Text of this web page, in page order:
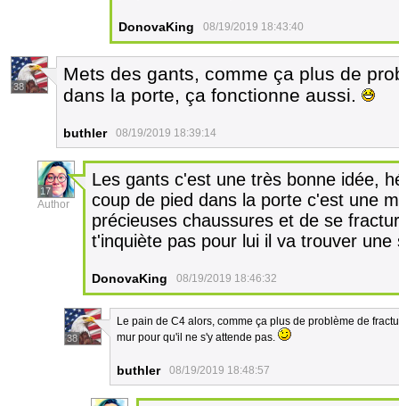
DonovaKing 08/19/2019 18:43:40
38
Mets des gants, comme ça plus de
dans la porte, ça fonctionne aussi.
buthler 08/19/2019 18:39:14
17
Author
Les gants c'est une très bonne idée,
coup de pied dans la porte c'est une
précieuses chaussures et de se
t'inquiète pas pour lui il va trouver une
DonovaKing 08/19/2019 18:46:32
38
Le pain de C4 alors, comme ça plus de problème de
mur pour qu'il ne s'y attende pas.
buthler 08/19/2019 18:48:57